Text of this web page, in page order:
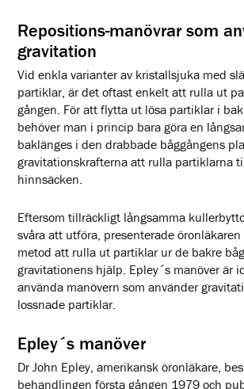
Repositions-manövrar som
gravitation
Vid enkla varianter av kristallsjuka med
partiklar, är det oftast enkelt att rulla ut
gången. För att flytta ut lösa partiklar i
behöver man i princip bara göra en
baklänges i den drabbade båggångens
gravitationskrafterna att rulla partiklarna
hinnsäcken.
Eftersom tillräckligt långsamma
svåra att utföra, presenterade öronläkaren
metod att rulla ut partiklar ur de bakre
gravitationens hjälp. Epley´s manöver är
använda manövern som använder
lossnade partiklar.
Epley´s manöver
Dr John Epley, amerikansk öronläkare,
behandlingen första gången 1979 och